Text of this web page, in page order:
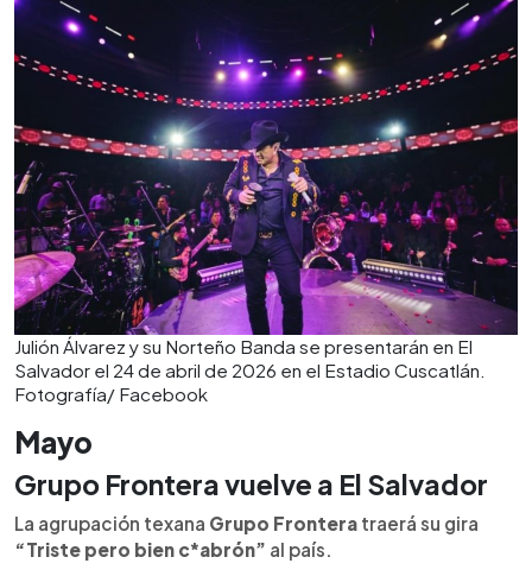
Julión Álvarez y su Norteño Banda se presentarán en El
Salvador el 24 de abril de 2026 en el Estadio Cuscatlán.
Fotografía/ Facebook
Mayo
Grupo Frontera vuelve a El Salvador
La agrupación texana Grupo Frontera traerá su gira
“Triste pero bien c*abrón” al país.